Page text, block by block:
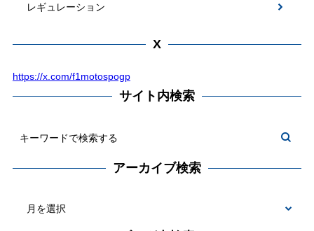
レギュレーション
X
https://x.com/f1motospogp
サイト内検索
アーカイブ検索